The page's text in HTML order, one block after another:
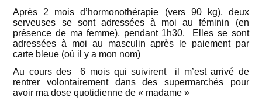
Après 2 mois d’hormonothérapie (vers 90 kg), deux
serveuses se sont adressées à moi au féminin (en
présence de ma femme), pendant 1h30. Elles se sont
adressées à moi au masculin après le paiement par
carte bleue (où il y a mon nom)
Au cours des 6 mois qui suivirent il m’est arrivé de
rentrer volontairement dans des supermarchés pour
avoir ma dose quotidienne de « madame »